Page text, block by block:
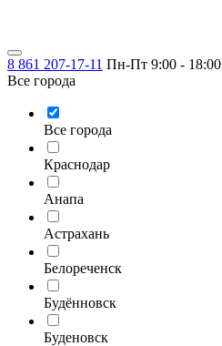
8 861 207-17-11 Пн-Пт 9:00 - 18:00
Все города
Все города
Краснодар
Анапа
Астрахань
Белореченск
Будённовск
Буденовск